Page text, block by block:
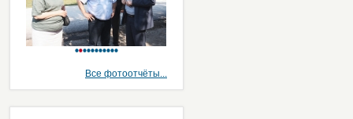
Все фотоотчёты...